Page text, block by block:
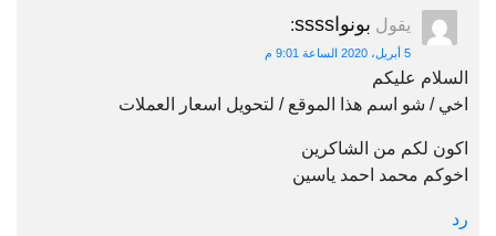
يقول بونواssss :
5 أبريل، 2020 الساعة 9:01 م
السلام عليكم
اخي / شو اسم هذا الموقع / لتحويل اسعار العملات
اكون لكم من الشاكرين
اخوكم محمد احمد ياسين
رد